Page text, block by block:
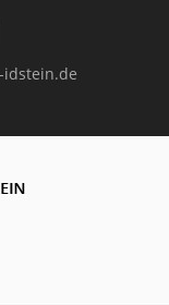
idstein.de